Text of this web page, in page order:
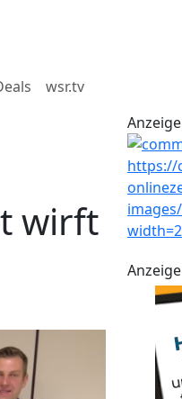
wsr.tv
wirft
Anzeige
Anzeige